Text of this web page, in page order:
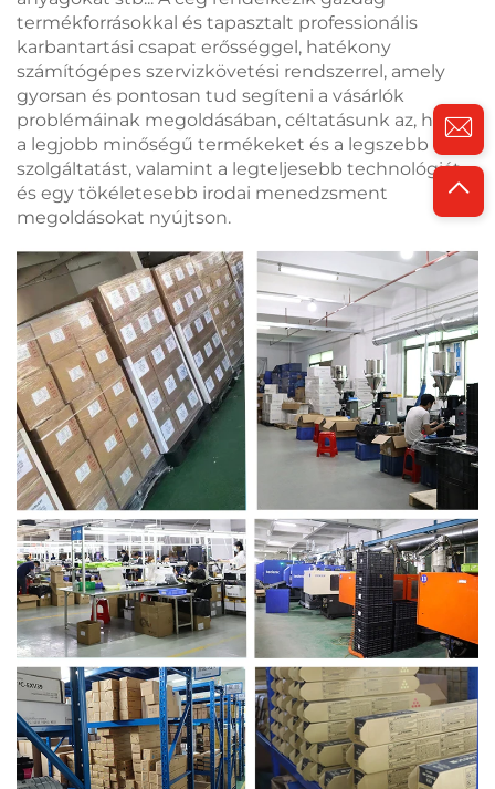
termékforrásokkal és tapasztalt professionális
karbantartási csapat erősséggel, hatékony
számítógépes szervizkövetési rendszerrel, amely
gyorsan és pontosan tud segíteni a vásárlók
problémáinak megoldásában, céltatásunk az, hogy
a legjobb minőségű termékeket és a legszebb
szolgáltatást, valamint a legteljesebb technológiát
és egy tökéletesebb irodai menedzsment
megoldásokat nyújtson.